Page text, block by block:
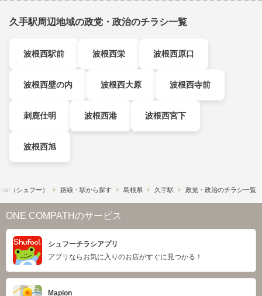
久手駅周辺地域の政党・政治のチラシ一覧
波根西駅前 波根西栄 波根西原口
波根西壁の内 波根西大原 波根西寺前
刺鹿仕明 波根西港 波根西宮下
波根西旭
（シュフー） 路線・駅から探す 島根県 久手駅 政党・政治のチラシ一覧
ONE COMPATHのサービス
シュフーチラシアプリ
アプリならお気に入りのお店がすぐに見つかる！
Mapion